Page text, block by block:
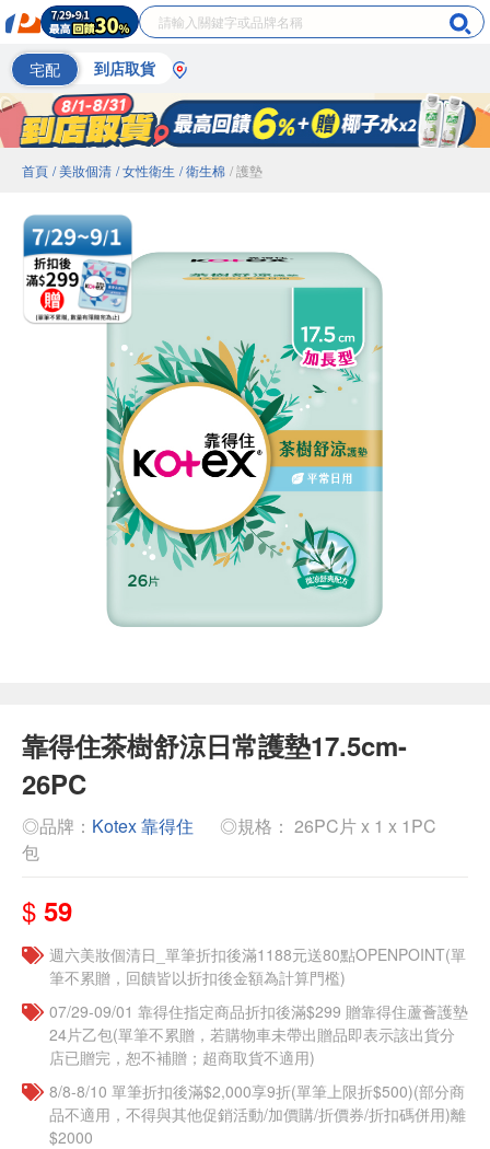
宅配 到店取貨
首頁 / 美妝個清 / 女性衛生 / 衛生棉 / 護墊
靠得住茶樹舒涼日常護墊17.5cm-
26PC
◎品牌： Kotex 靠得住
◎規格： 26PC片 x 1 x 1PC
包
$ 59
週六美妝個清日_單筆折扣後滿1188元送80點OPENPOINT(單
筆不累贈，回饋皆以折扣後金額為計算門檻)
07/29-09/01 靠得住指定商品折扣後滿$299 贈靠得住蘆薈護墊
24片乙包(單筆不累贈，若購物車未帶出贈品即表示該出貨分
店已贈完，恕不補贈；超商取貨不適用)
8/8-8/10 單筆折扣後滿$2,000享9折(單筆上限折$500)(部分商
品不適用，不得與其他促銷活動/加價購/折價券/折扣碼併用)離
$2000